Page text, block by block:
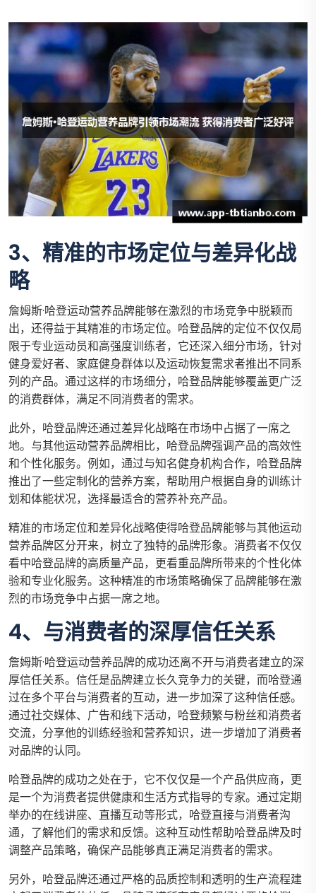
3、精准的市场定位与差异化战
略
詹姆斯·哈登运动营养品牌能够在激烈的市场竞争中脱颖而
出，还得益于其精准的市场定位。哈登品牌的定位不仅仅局
限于专业运动员和高强度训练者，它还深入细分市场，针对
健身爱好者、家庭健身群体以及运动恢复需求者推出不同系
列的产品。通过这样的市场细分，哈登品牌能够覆盖更广泛
的消费群体，满足不同消费者的需求。
此外，哈登品牌还通过差异化战略在市场中占据了一席之
地。与其他运动营养品牌相比，哈登品牌强调产品的高效性
和个性化服务。例如，通过与知名健身机构合作，哈登品牌
推出了一些定制化的营养方案，帮助用户根据自身的训练计
划和体能状况，选择最适合的营养补充产品。
精准的市场定位和差异化战略使得哈登品牌能够与其他运动
营养品牌区分开来，树立了独特的品牌形象。消费者不仅仅
看中哈登品牌的高质量产品，更看重品牌所带来的个性化体
验和专业化服务。这种精准的市场策略确保了品牌能够在激
烈的市场竞争中占据一席之地。
4、与消费者的深厚信任关系
詹姆斯·哈登运动营养品牌的成功还离不开与消费者建立的深
厚信任关系。信任是品牌建立长久竞争力的关键，而哈登通
过在多个平台与消费者的互动，进一步加深了这种信任感。
通过社交媒体、广告和线下活动，哈登频繁与粉丝和消费者
交流，分享他的训练经验和营养知识，进一步增加了消费者
对品牌的认同。
哈登品牌的成功之处在于，它不仅仅是一个产品供应商，更
是一个为消费者提供健康和生活方式指导的专家。通过定期
举办的在线讲座、直播互动等形式，哈登直接与消费者沟
通，了解他们的需求和反馈。这种互动性帮助哈登品牌及时
调整产品策略，确保产品能够真正满足消费者的需求。
另外，哈登品牌还通过严格的品质控制和透明的生产流程建